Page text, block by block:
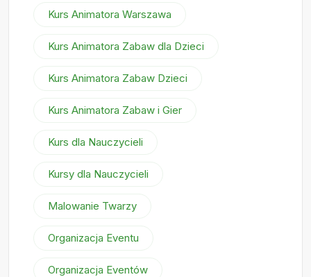
Kurs Animatora Warszawa
Kurs Animatora Zabaw dla Dzieci
Kurs Animatora Zabaw Dzieci
Kurs Animatora Zabaw i Gier
Kurs dla Nauczycieli
Kursy dla Nauczycieli
Malowanie Twarzy
Organizacja Eventu
Organizacja Eventów